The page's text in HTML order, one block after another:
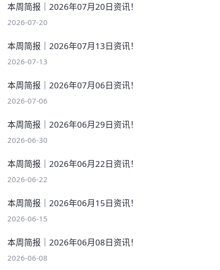
本周简报｜2026年07月20日资讯！
2026-07-20
本周简报｜2026年07月13日资讯！
2026-07-13
本周简报｜2026年07月06日资讯！
2026-07-06
本周简报｜2026年06月29日资讯！
2026-06-30
本周简报｜2026年06月22日资讯！
2026-06-22
本周简报｜2026年06月15日资讯！
2026-06-15
本周简报｜2026年06月08日资讯！
2026-06-08